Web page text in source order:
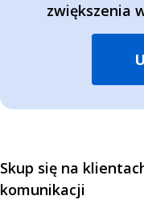
zwiększenia
Skup się na
komunikacji